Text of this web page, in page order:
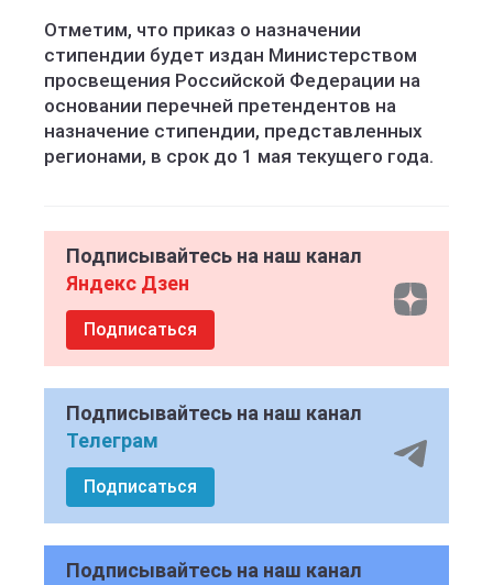
Отметим, что приказ о назначении
стипендии будет издан Министерством
просвещения Российской Федерации на
основании перечней претендентов на
назначение стипендии, представленных
регионами, в срок до 1 мая текущего года.
Подписывайтесь на наш канал
Яндекс Дзен
Подписаться
Подписывайтесь на наш канал
Телеграм
Подписаться
Подписывайтесь на наш канал